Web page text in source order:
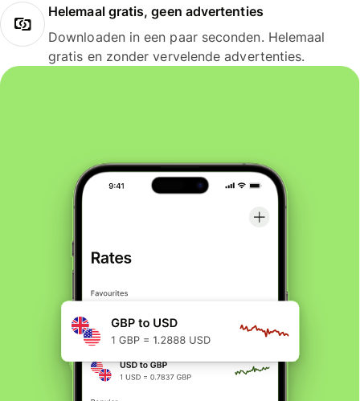
Helemaal gratis, geen advertenties
Downloaden in een paar seconden. Helemaal
gratis en zonder vervelende advertenties.